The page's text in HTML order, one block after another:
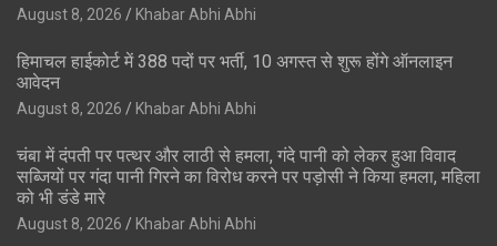
August 8, 2026 Khabar Abhi Abhi
हिमाचल हाईकोर्ट में 388 पदों पर भर्ती, 10 अगस्त से शुरू होंगे ऑनलाइन
आवेदन
August 8, 2026 Khabar Abhi Abhi
चंबा में दंपती पर पत्थर और लाठी से हमला, गंदे पानी को लेकर हुआ विवाद
सब्जियों पर गंदा पानी गिरने का विरोध करने पर पड़ोसी ने किया हमला, महिला
को भी डंडे मारे
August 8, 2026 Khabar Abhi Abhi